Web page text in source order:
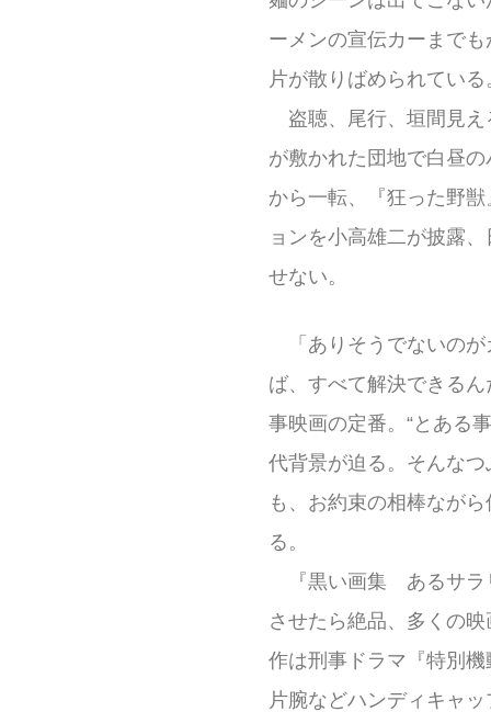
ーメンの宣伝カーまで
片が散りばめられている
盗聴、尾行、垣間見
が敷かれた団地で白昼
から一転、『狂った野
ョンを小高雄二が披露
せない。
「ありそうでないの
ば、すべて解決できる
事映画の定番。“とある
代背景が迫る。そんな
も、お約束の相棒なが
る。
『黒い画集 あるサラ
させたら絶品、多くの
作は刑事ドラマ『特別
片腕などハンディキャ